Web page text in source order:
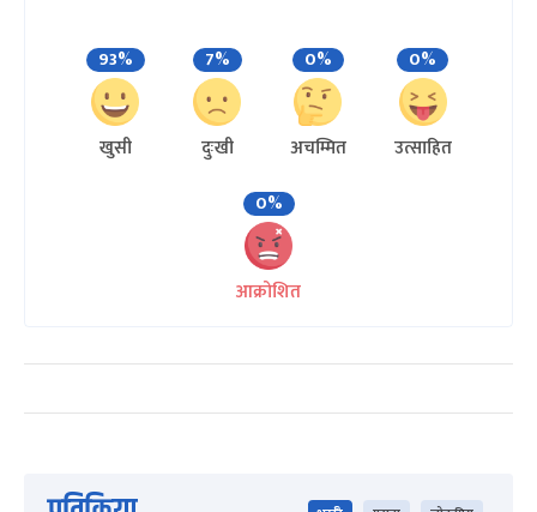
93%
खुसी
7%
दुःखी
0%
अचम्मित
0%
उत्साहित
0%
आक्रोशित